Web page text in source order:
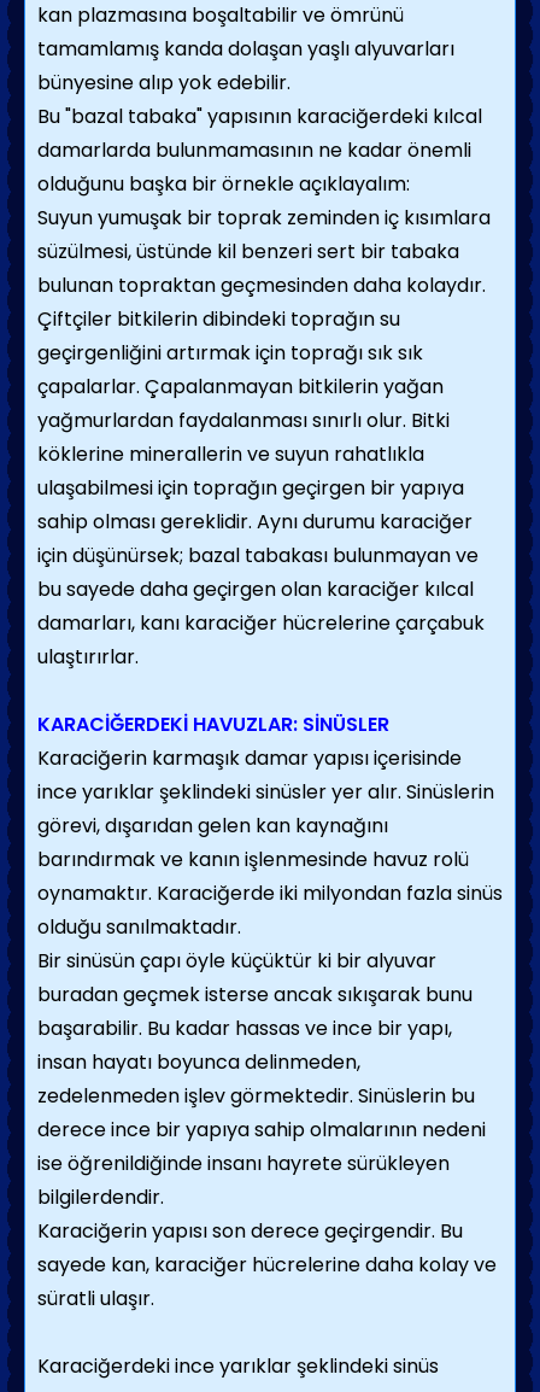
kan plazmasına boşaltabilir ve ömrünü
tamamlamış kanda dolaşan yaşlı alyuvarları
bünyesine alıp yok edebilir.
Bu "bazal tabaka" yapısının karaciğerdeki kılcal
damarlarda bulunmamasının ne kadar önemli
olduğunu başka bir örnekle açıklayalım:
Suyun yumuşak bir toprak zeminden iç kısımlara
süzülmesi, üstünde kil benzeri sert bir tabaka
bulunan topraktan geçmesinden daha kolaydır.
Çiftçiler bitkilerin dibindeki toprağın su
geçirgenliğini artırmak için toprağı sık sık
çapalarlar. Çapalanmayan bitkilerin yağan
yağmurlardan faydalanması sınırlı olur. Bitki
köklerine minerallerin ve suyun rahatlıkla
ulaşabilmesi için toprağın geçirgen bir yapıya
sahip olması gereklidir. Aynı durumu karaciğer
için düşünürsek; bazal tabakası bulunmayan ve
bu sayede daha geçirgen olan karaciğer kılcal
damarları, kanı karaciğer hücrelerine çarçabuk
ulaştırırlar.
KARACİĞERDEKİ HAVUZLAR: SİNÜSLER
Karaciğerin karmaşık damar yapısı içerisinde
ince yarıklar şeklindeki sinüsler yer alır. Sinüslerin
görevi, dışarıdan gelen kan kaynağını
barındırmak ve kanın işlenmesinde havuz rolü
oynamaktır. Karaciğerde iki milyondan fazla sinüs
olduğu sanılmaktadır.
Bir sinüsün çapı öyle küçüktür ki bir alyuvar
buradan geçmek isterse ancak sıkışarak bunu
başarabilir. Bu kadar hassas ve ince bir yapı,
insan hayatı boyunca delinmeden,
zedelenmeden işlev görmektedir. Sinüslerin bu
derece ince bir yapıya sahip olmalarının nedeni
ise öğrenildiğinde insanı hayrete sürükleyen
bilgilerdendir.
Karaciğerin yapısı son derece geçirgendir. Bu
sayede kan, karaciğer hücrelerine daha kolay ve
süratli ulaşır.
Karaciğerdeki ince yarıklar şeklindeki sinüs